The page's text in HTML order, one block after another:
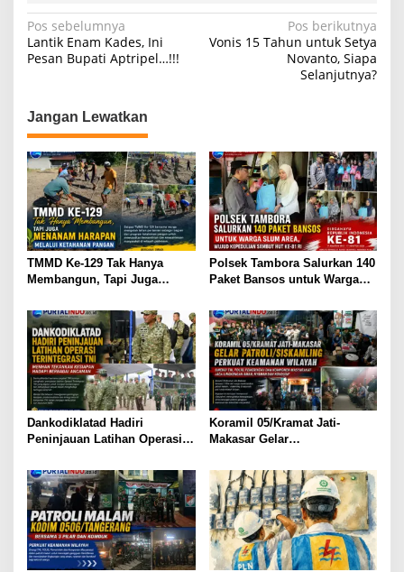
p
p
o
o
m
N
a
i
g
a
s
i
p
o
s
Pos sebelumnya
Lantik Enam Kades, Ini
Pesan Bupati Aptripel…!!!
Pos berikutnya
Vonis 15 Tahun untuk Setya
Novanto, Siapa
Selanjutnya?
Jangan Lewatkan
TMMD Ke-129 Tak Hanya
Membangun, Tapi Juga
Ketahanan Pangan
Polsek Tambora Salurkan 140
Paket Bansos untuk Warga
Kepedulian Sambut HUT ke-
81 RI
Dankodiklatad Hadiri
Peninjauan Latihan Operasi
Tekankan Kesiapan Hadapi
Berbagai Ancaman
Koramil 05/Kramat Jati-
Makasar Gelar
Keamanan Wilayah